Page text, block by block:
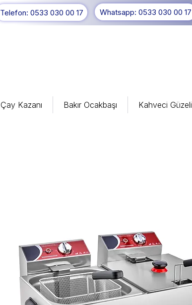
Telefon: 0533 030 00 17 Whatsapp: 0533 030 00 17
Çay Kazanı Bakır Ocakbaşı Kahveci Güzeli